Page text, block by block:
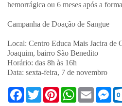
hemorrágica ou 6 meses após a
Campanha de Doação de Sangue
Local: Centro Educa Mais Jacira de
Joaquim, bairro São Benedito
Horário: das 8h às 16h
Data: sexta-feira, 7 de novembro
F
T
w
P
W
E
m
M
e